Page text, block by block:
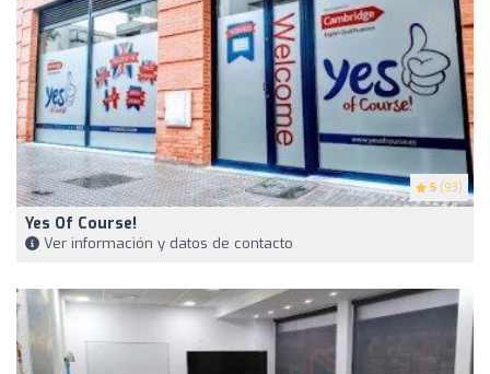
5 (93)
Yes Of Course!
Ver información y datos de contacto